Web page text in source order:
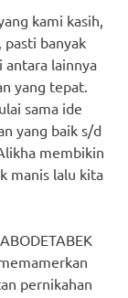
kami kasih,
banyak
antara lainnya
yang tepat.
sama ide
yang baik s/d
membikin
manis lalu kita
pernikahan